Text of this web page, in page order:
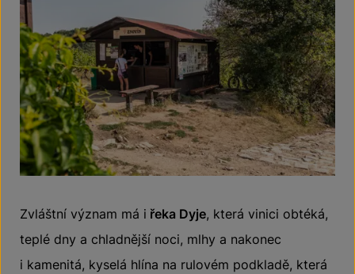
Zvláštní význam má i řeka Dyje, která vinici obtéká,
teplé dny a chladnější noci, mlhy a nakonec
i kamenitá, kyselá hlína na rulovém podkladě, která